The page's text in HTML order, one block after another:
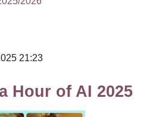
21:23
Hour of AI 2025